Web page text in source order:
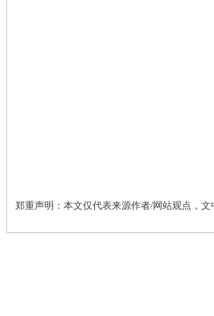
郑重声明：本文仅代表来源作者/网站观点，